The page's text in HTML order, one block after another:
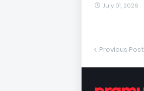
July 01, 2026
Previous Post